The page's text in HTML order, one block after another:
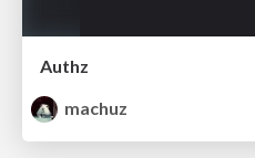
Authz
machuz